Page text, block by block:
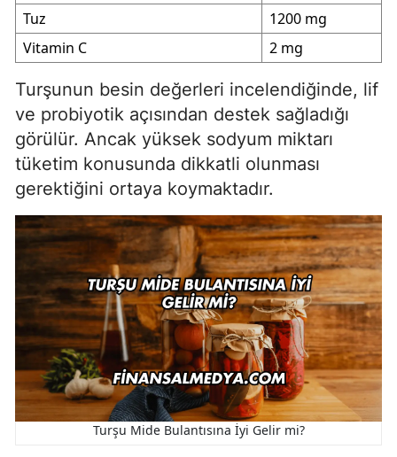
Tuz
1200 mg
Vitamin C
2 mg
Turşunun besin değerleri incelendiğinde, lif
ve probiyotik açısından destek sağladığı
görülür. Ancak yüksek sodyum miktarı
tüketim konusunda dikkatli olunması
gerektiğini ortaya koymaktadır.
Turşu Mide Bulantısına İyi Gelir mi?